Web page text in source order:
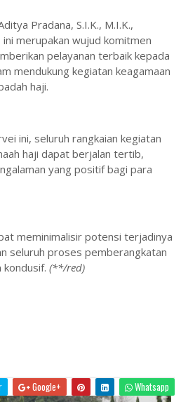
Pradana, S.I.K., M.I.K.,
merupakan wujud komitmen
pelayanan terbaik kepada
mendukung kegiatan keagamaan
haji.
ini, seluruh rangkaian kegiatan
haji dapat berjalan tertib,
yang positif bagi para
meminimalisir potensi terjadinya
seluruh proses pemberangkatan
kondusif. (**/red)
Google+ Whatsapp